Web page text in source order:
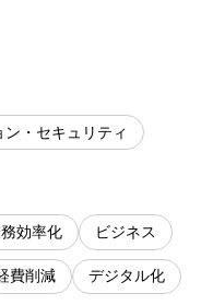
・セキュリティ
効率化 ビジネス
費削減 デジタル化